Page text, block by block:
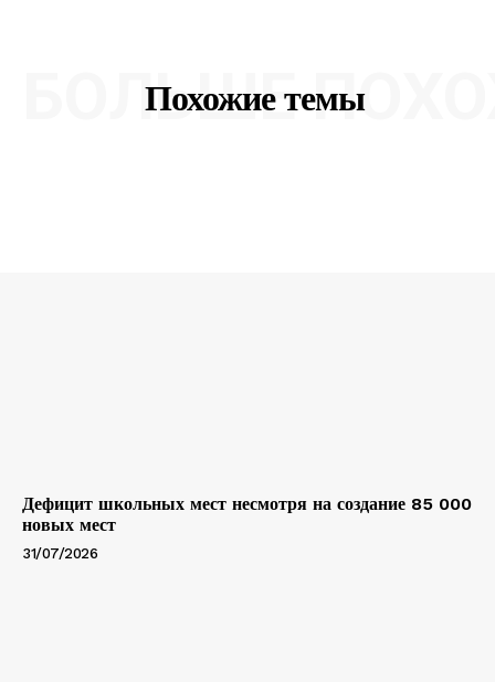
Похожие темы
БОЛЬШЕ
Дефицит школьных мест несмотря на создание 85 000
новых мест
31/07/2026